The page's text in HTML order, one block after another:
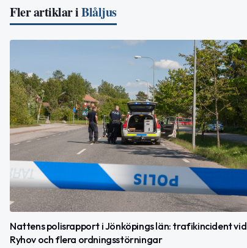
Fler artiklar iBlåljus
Nattens polisrapport i Jönköpings län: trafikincident vid
Ryhov och flera ordningsstörningar